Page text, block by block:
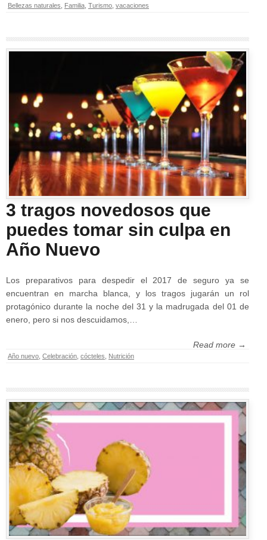
Bellezas naturales, Familia, Turismo, vacaciones
3 tragos novedosos que
puedes tomar sin culpa en
Año Nuevo
Los preparativos para despedir el 2017 de seguro ya se
encuentran en marcha blanca, y los tragos jugarán un rol
protagónico durante la noche del 31 y la madrugada del 01 de
enero, pero si nos descuidamos,…
Read more →
Año nuevo Celebración cócteles Nutrición